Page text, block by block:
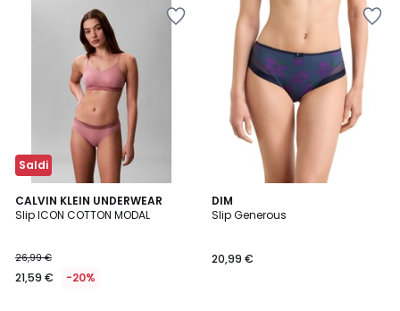
Saldi
CALVIN KLEIN UNDERWEAR
Slip ICON COTTON MODAL
26,99 €
21,59 € -20%
2
Colori
DIM
Slip Generous
20,99 €
4,4
/ 5
3
Colori